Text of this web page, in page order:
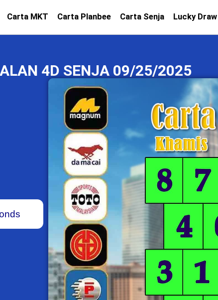
Carta MKT Carta Planbee Carta Senja Lucky Draw
4D SENJA 09/25/2025